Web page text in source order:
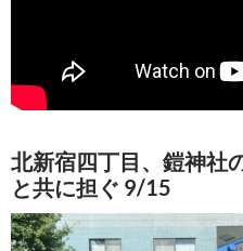
北新宿四丁目、鎧神社
と共に担ぐ 9/15